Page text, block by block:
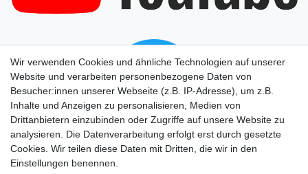
Wir verwenden Cookies und ähnliche Technologien auf unserer
Website und verarbeiten personenbezogene Daten von
Besucher:innen unserer Webseite (z.B. IP-Adresse), um z.B.
Inhalte und Anzeigen zu personalisieren, Medien von
Drittanbietern einzubinden oder Zugriffe auf unsere Website zu
analysieren. Die Datenverarbeitung erfolgt erst durch gesetzte
Cookies. Wir teilen diese Daten mit Dritten, die wir in den
Einstellungen benennen.